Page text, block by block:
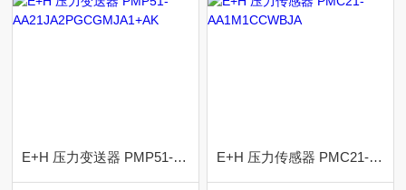
E+H 压力变送器 PMP51-AA21JA2PGCGMJA1+AK E+H 压力传感器 PMC21-AA1M1CCWBJA